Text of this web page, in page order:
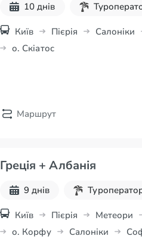
10 днів
Київ Пієрія Салоніки
о. Скіатос
Маршрут
Греція + Албанія
9 днів
Київ Пієрія Метеори
о. Корфу
Салоніки